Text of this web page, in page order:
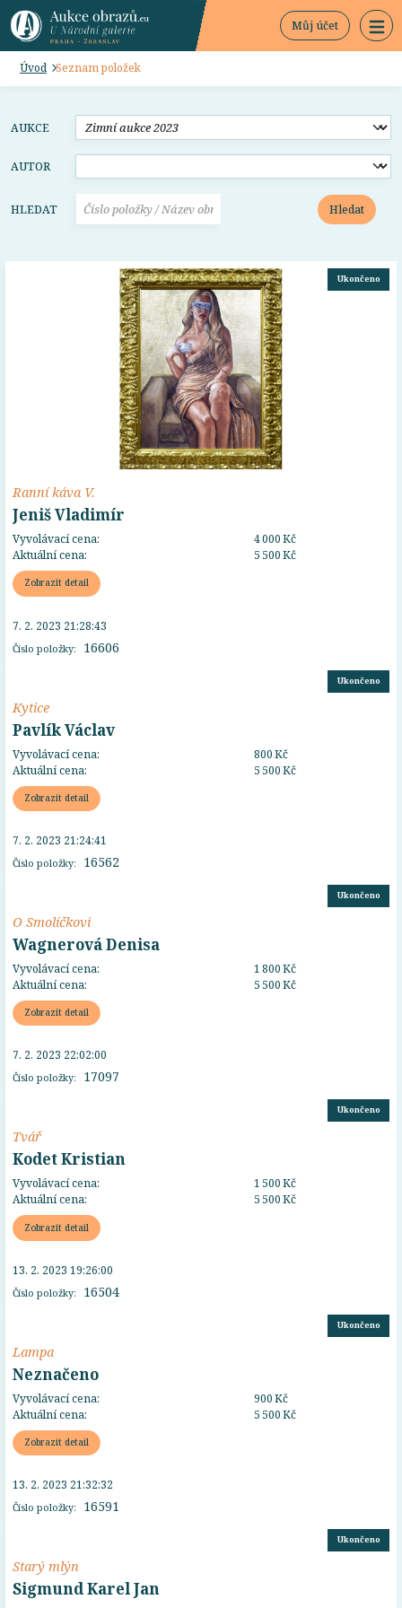
Můj účet
Úvod Seznam položek
AUKCE
AUTOR
HLEDAT Hledat
Ukončeno
Ranní káva V.
Jeniš Vladimír
Vyvolávací cena:
4 000 Kč
Aktuální cena:
5 500 Kč
Zobrazit detail
Číslo položky: 16606
7. 2. 2023 21:28:43
Ukončeno
Kytice
Pavlík Václav
Vyvolávací cena:
800 Kč
Aktuální cena:
5 500 Kč
Zobrazit detail
Číslo položky: 16562
7. 2. 2023 21:24:41
Ukončeno
O Smolíčkovi
Wagnerová Denisa
Vyvolávací cena:
1 800 Kč
Aktuální cena:
5 500 Kč
Zobrazit detail
Číslo položky: 17097
7. 2. 2023 22:02:00
Ukončeno
Tvář
Kodet Kristian
Vyvolávací cena:
1 500 Kč
Aktuální cena:
5 500 Kč
Zobrazit detail
Číslo položky: 16504
13. 2. 2023 19:26:00
Ukončeno
Lampa
Neznačeno
Vyvolávací cena:
900 Kč
Aktuální cena:
5 500 Kč
Zobrazit detail
Číslo položky: 16591
13. 2. 2023 21:32:32
Ukončeno
Starý mlýn
Sigmund Karel Jan